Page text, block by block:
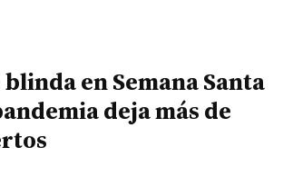
en Semana Santa
deja más de